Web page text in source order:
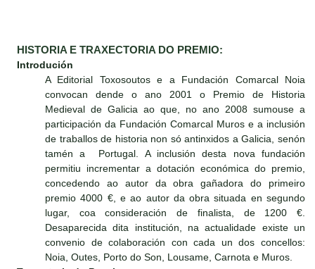
HISTORIA E TRAXECTORIA DO PREMIO:
Introdución
A Editorial Toxosoutos e a Fundación Comarcal Noia
convocan dende o ano 2001 o Premio de Historia
Medieval de Galicia ao que, no ano 2008 sumouse a
participación da Fundación Comarcal Muros e a inclusión
de traballos de historia non só antinxidos a Galicia, senón
tamén a Portugal. A inclusión desta nova fundación
permitiu incrementar a dotación económica do premio,
concedendo ao autor da obra gañadora do primeiro
premio 4000 €, e ao autor da obra situada en segundo
lugar, coa consideración de finalista, de 1200 €.
Desaparecida dita institución, na actualidade existe un
convenio de colaboración con cada un dos concellos:
Noia, Outes, Porto do Son, Lousame, Carnota e Muros.